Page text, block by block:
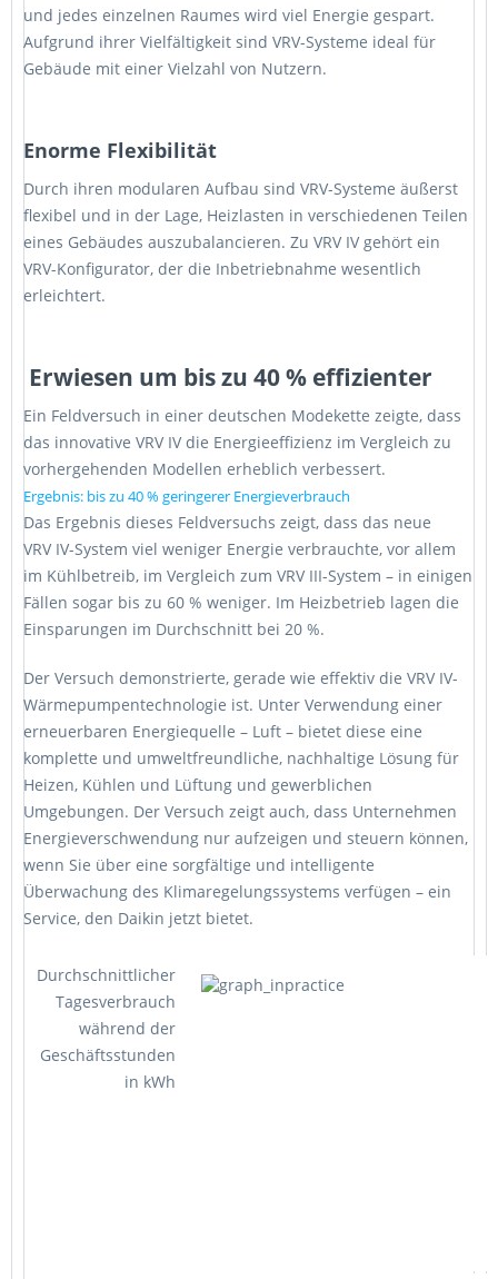
und jedes einzelnen Raumes wird viel Energie gespart.
Aufgrund ihrer Vielfältigkeit sind VRV-Systeme ideal für
Gebäude mit einer Vielzahl von Nutzern.
Enorme Flexibilität
Durch ihren modularen Aufbau sind VRV-Systeme äußerst
flexibel und in der Lage, Heizlasten in verschiedenen Teilen
eines Gebäudes auszubalancieren. Zu VRV IV gehört ein
VRV-Konfigurator, der die Inbetriebnahme wesentlich
erleichtert.
Erwiesen um bis zu 40 % effizienter
Ein Feldversuch in einer deutschen Modekette zeigte, dass
das innovative VRV IV die Energieeffizienz im Vergleich zu
vorhergehenden Modellen erheblich verbessert.
Ergebnis: bis zu 40 % geringerer Energieverbrauch
Das Ergebnis dieses Feldversuchs zeigt, dass das neue
VRV IV-System viel weniger Energie verbrauchte, vor allem
im Kühlbetreib, im Vergleich zum VRV III-System – in einigen
Fällen sogar bis zu 60 % weniger. Im Heizbetrieb lagen die
Einsparungen im Durchschnitt bei 20 %.
Der Versuch demonstrierte, gerade wie effektiv die VRV IV-
Wärmepumpentechnologie ist. Unter Verwendung einer
erneuerbaren Energiequelle – Luft – bietet diese eine
komplette und umweltfreundliche, nachhaltige Lösung für
Heizen, Kühlen und Lüftung und gewerblichen
Umgebungen. Der Versuch zeigt auch, dass Unternehmen
Energieverschwendung nur aufzeigen und steuern können,
wenn Sie über eine sorgfältige und intelligente
Überwachung des Klimaregelungssystems verfügen – ein
Service, den Daikin jetzt bietet.
Durchschnittlicher
Tagesverbrauch
während der
Geschäftsstunden
in kWh